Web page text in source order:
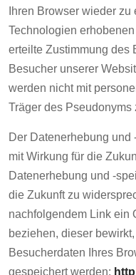
Ihren Browser wieder
Technologien
erteilte Zustimmung des
Besucher unserer
werden nicht mit
Träger des Pseudonyms
Der Datenerhebung
mit Wirkung für die
Datenerhebung und -
die Zukunft zu
nachfolgendem Link ein
beziehen, dieser
Besucherdaten Ihres
gespeichert werden: